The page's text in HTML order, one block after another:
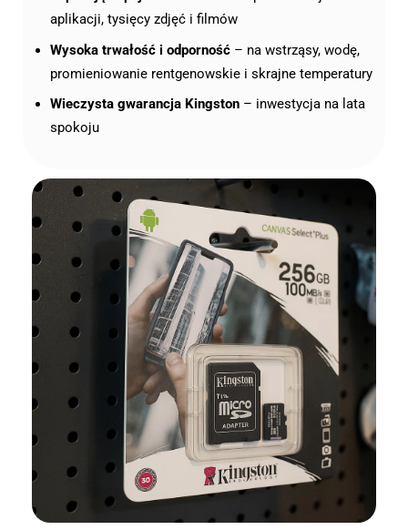
aplikacji, tysięcy zdjęć i filmów
Wysoka trwałość i odporność – na wstrząsy, wodę,
promieniowanie rentgenowskie i skrajne temperatury
Wieczysta gwarancja Kingston – inwestycja na lata
spokoju